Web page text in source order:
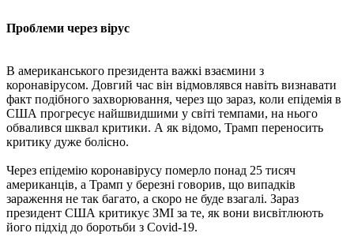
Проблеми через вірус
В американського президента важкі взаємини з
коронавірусом. Довгий час він відмовлявся навіть визнавати
факт подібного захворювання, через що зараз, коли епідемія в
США прогресує найшвидшими у світі темпами, на нього
обвалився шквал критики. А як відомо, Трамп переносить
критику дуже болісно.
Через епідемію коронавірусу померло понад 25 тисяч
американців, а Трамп у березні говорив, що випадків
зараження не так багато, а скоро не буде взагалі. Зараз
президент США критикує ЗМІ за те, як вони висвітлюють
його підхід до боротьби з Covid-19.